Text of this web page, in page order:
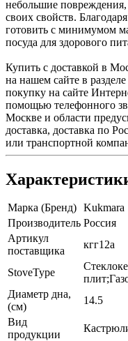
небольшие
своих свойств.
готовить с минимумом
посуда для здорового
Купить с доставкой в
на нашем сайте в
покупку на сайте
помощью телефонного
Москве и области
доставка, доставка по
или транспортной
Марка (Бренд) Kukmara
Производитель Россия
Артикул
поставщика
кгг12а
StoveType
Диаметр дна,
(см)
14.5
Вид
продукции